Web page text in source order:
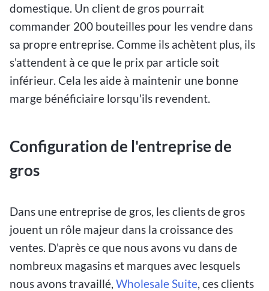
domestique. Un client de gros pourrait
commander 200 bouteilles pour les vendre dans
sa propre entreprise. Comme ils achètent plus, ils
s'attendent à ce que le prix par article soit
inférieur. Cela les aide à maintenir une bonne
marge bénéficiaire lorsqu'ils revendent.
Configuration de l'entreprise de
gros
Dans une entreprise de gros, les clients de gros
jouent un rôle majeur dans la croissance des
ventes. D'après ce que nous avons vu dans de
nombreux magasins et marques avec lesquels
nous avons travaillé, Wholesale Suite, ces clients